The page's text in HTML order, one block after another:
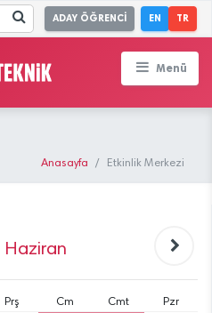
ADAY ÖĞRENCİ EN TR
Menü
Anasayfa Etkinlik Merkezi
Haziran
Prş Cm Cmt Pzr